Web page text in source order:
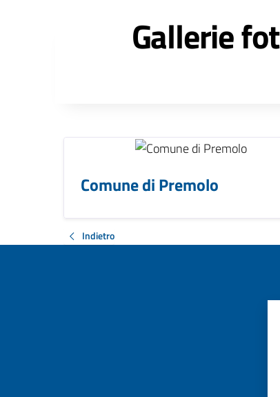
Gallerie
Comune di Premolo
Indietro